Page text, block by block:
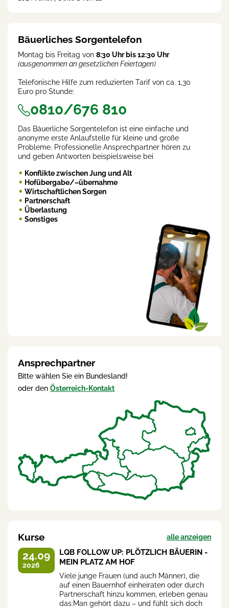
Bäuerliches Sorgentelefon
Montag bis Freitag von 8:30 Uhr bis 12:30 Uhr
(ausgenommen an gesetzlichen Feiertagen)
Telefonische Hilfe zum reduzierten Tarif von ca. 1,30
Euro pro Stunde:
0810/676 810
Das Bäuerliche Sorgentelefon ist eine einfache und
anonyme erste Anlaufstelle für kleine und große
Probleme. Professionelle Ansprechpartner hören zu
und geben Antworten beispielsweise bei
Konflikte zwischen Jung und Alt
Hofübergabe/–übernahme
Wirtschaftlichen Sorgen
Partnerschaft
Überlastung
Sonstiges
Ansprechpartner
Bitte wählen Sie ein Bundesland!
oder den Österreich-Kontakt
Kurse alle anzeigen
24.09
2026
LQB FOLLOW UP: PLÖTZLICH BÄUERIN -
MEIN PLATZ AM HOF
Viele junge Frauen (und auch Männer), die
auf einen Bauernhof einheiraten oder durch
Partnerschaft hinzu kommen, erleben genau
das:Man gehört dazu – und fühlt sich doch